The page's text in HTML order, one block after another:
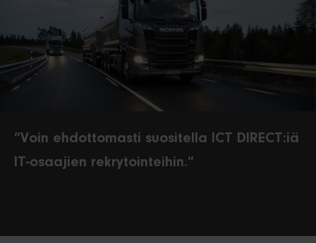
”Voin ehdottomasti suositella ICT DIRECT:iä
IT-osaajien rekrytointeihin.”